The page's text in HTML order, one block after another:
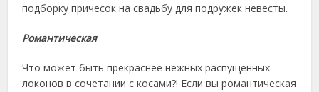
подборку причесок на свадьбу для подружек невесты.
Романтическая
Что может быть прекраснее нежных распущенных
локонов в сочетании с косами?! Если вы романтическая